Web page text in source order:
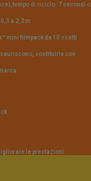
di riciclo: 7 secondi o
a 2,2 m
mini filmpack da 10 scatti
sostituirle con
le prestazioni.